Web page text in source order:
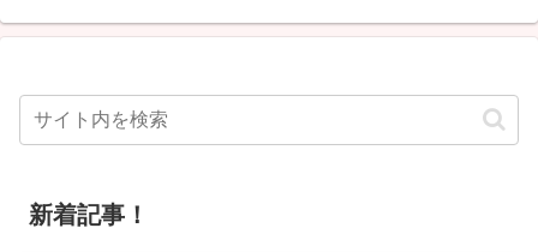
新着記事！